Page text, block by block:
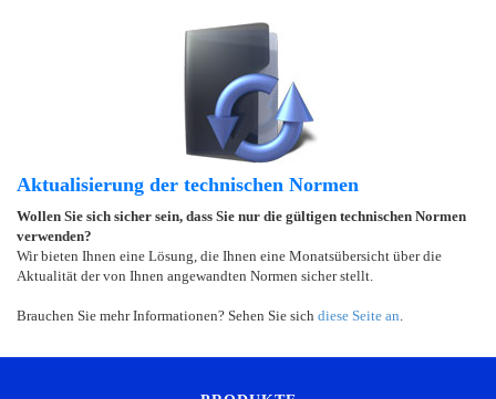
Aktualisierung der technischen Normen
Wollen Sie sich sicher sein, dass Sie nur die gültigen technischen Normen
verwenden?
Wir bieten Ihnen eine Lösung, die Ihnen eine Monatsübersicht über die
Aktualität der von Ihnen angewandten Normen sicher stellt.
Brauchen Sie mehr Informationen? Sehen Sie sich diese Seite an